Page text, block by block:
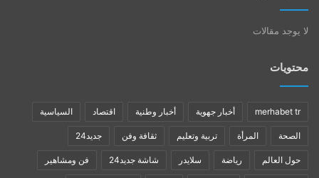
لا يوجد مقالات
محتويات
merhabet tr أخبار جهوية أخبار وطنية اقتصاد السياسية
الصحة المرأة تربية وتعليم ثقافة وفن جديد24
حول العالم رياضة سلايدر شاشة جديد24 فن ومشاهير